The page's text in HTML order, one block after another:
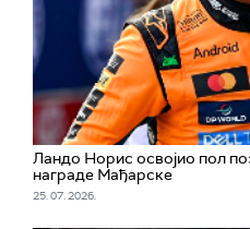
Ландо Норис освојио пол
награде Мађарске
25. 07. 2026.